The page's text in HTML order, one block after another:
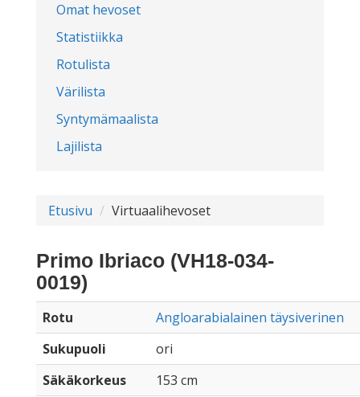
Omat hevoset
Statistiikka
Rotulista
Värilista
Syntymämaalista
Lajilista
Etusivu Virtuaalihevoset
Primo Ibriaco (VH18-034-
0019)
Rotu
Angloarabialainen täysiverinen
Sukupuoli
ori
Säkäkorkeus
153 cm